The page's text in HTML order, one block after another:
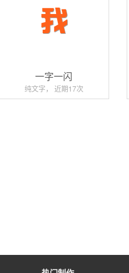
一字一闪
纯文字， 近期17次